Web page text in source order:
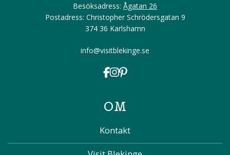
Besöksadress: Ågatan 26
Postadress: Christopher Schrödersgatan 9
374 36 Karlshamn
info@visitblekinge.se
OM
Kontakt